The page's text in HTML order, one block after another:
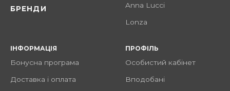
БРЕНДИ Anna Lucci
Lonza
ІНФОРМАЦІЯ
Бонусна програма
Доставка і оплата
ПРОФІЛЬ
Особистий кабінет
Вподобані